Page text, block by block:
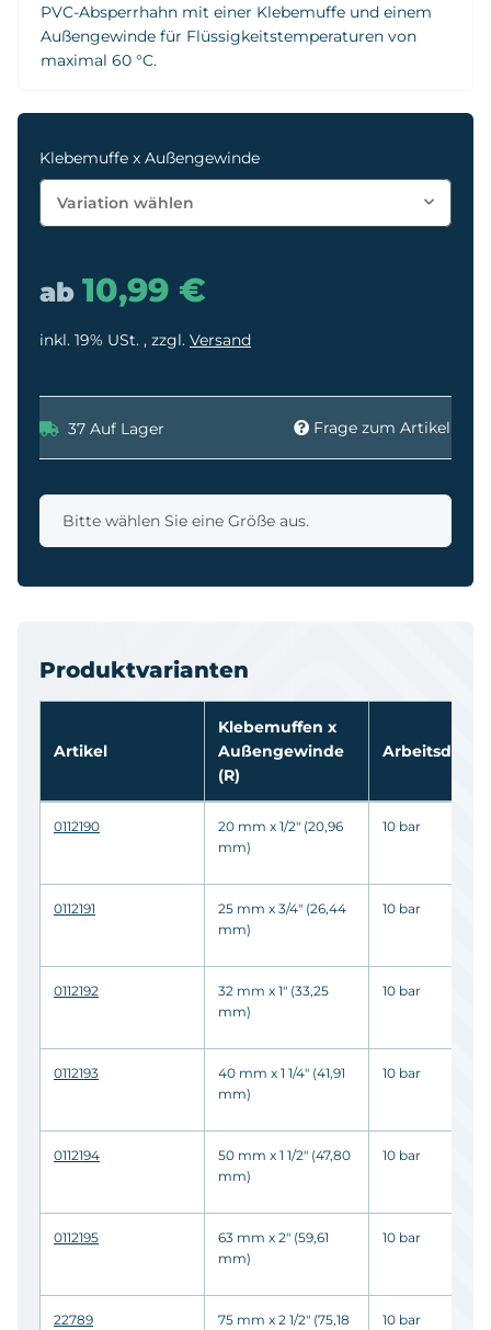
PVC-Absperrhahn mit einer Klebemuffe und einem
Außengewinde für Flüssigkeitstemperaturen von
maximal 60 °C.
Klebemuffe x Außengewinde
Variation wählen
ab 10,99 €
inkl. 19% USt. , zzgl. Versand
37 Auf Lager Frage zum Artikel
x
Bitte wählen Sie eine Größe aus.
Produktvarianten
Artikel
Klebemuffen x
Außengewinde
(R)
Arbeitsdruck
0112190
20 mm x 1/2" (20,96
mm)
10 bar
0112191
25 mm x 3/4" (26,44
mm)
10 bar
0112192
32 mm x 1" (33,25
mm)
10 bar
0112193
40 mm x 1 1/4" (41,91
mm)
10 bar
0112194
50 mm x 1 1/2" (47,80
mm)
10 bar
0112195
63 mm x 2" (59,61
mm)
10 bar
22789 75 mm x 2 1/2" (75,18 10 bar